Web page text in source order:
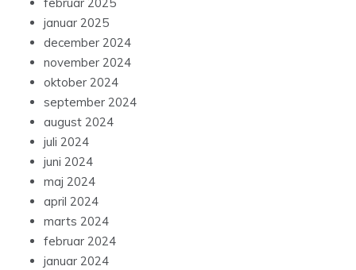
januar 2025
december 2024
november 2024
oktober 2024
september 2024
august 2024
juli 2024
juni 2024
maj 2024
april 2024
marts 2024
februar 2024
januar 2024